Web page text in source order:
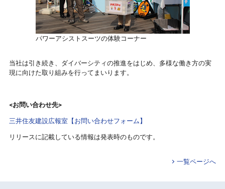
パワーアシストスーツの体験コーナー
当社は引き続き、ダイバーシティの推進をはじめ、多様な働き方の実
現に向けた取り組みを行ってまいります。
<お問い合わせ先>
三井住友建設広報室【お問い合わせフォーム】
リリースに記載している情報は発表時のものです。
一覧ページへ